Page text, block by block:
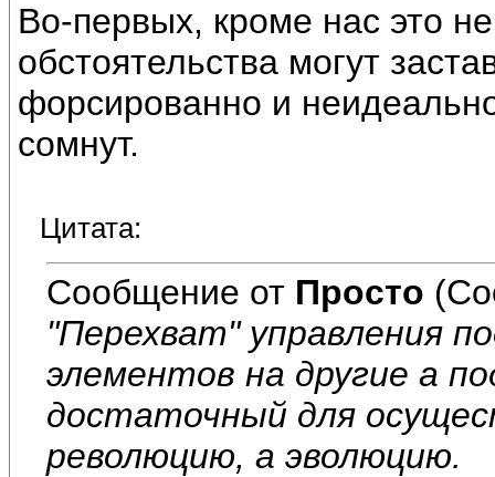
Во-первых, кроме нас это
обстоятельства могут
форсированно и
сомнут.
Цитата:
Сообщение от Просто
"Перехват" управления
элементов на другие а
достаточный для
революцию, а эволюцию.